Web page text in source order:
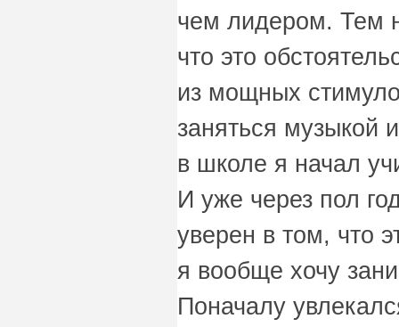
чем лидером. Тем
что это
из мощных
заняться музыкой
в школе я начал
И уже через пол
уверен в том, что
я вообще хочу
Поначалу